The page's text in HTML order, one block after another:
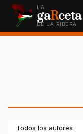
LA
gaRceta
DE LA RIBERA